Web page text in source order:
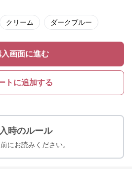
クリーム ダークブルー
入画面に進む
トに追加する
時のルール
にお読みください。